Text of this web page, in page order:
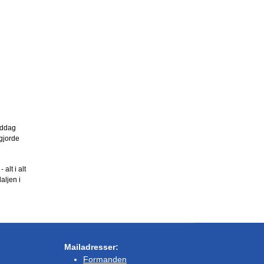
alt i alt
i
Mailadresser:
Formanden